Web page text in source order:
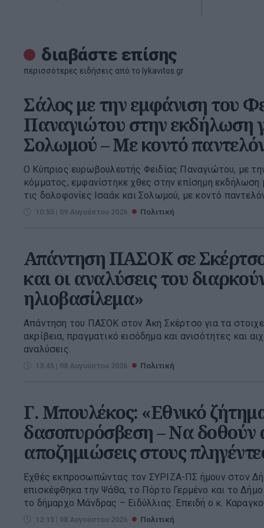
διαβάστε επίσης
περισσότερες ειδήσεις από το lykavitos.gr
Σάλος με την εμφάνιση του
Παναγιώτου στην εκδήλωση
Σολωμού – Με κοντό
Ο Κύπριος ευρωβουλευτής Φειδίας Παναγιώτου, με
κόμματος, εμφανίστηκε χθες στην επίσημη εκδήλωση
τις δολοφονίες Ισαάκ και Σολωμού, με κοντό
10:55 | 09 Αυγούστου 2026 Πολιτική
Απάντηση ΠΑΣΟΚ σε
και οι αναλύσεις του
ηλιοβασίλεμα»
Απάντηση του ΠΑΣΟΚ στον Άκη Σκέρτσο για τα
ακρίβεια, πραγματικό εισόδημα και ανισότητες και
αναλύσεις.
13:45 | 08 Αυγούστου 2026 Πολιτική
Γ. Μπουλέκος: «Εθνικό
δασοπυρόσβεση – Να δοθούν
αποζημιώσεις στους
Εχθές εκπροσωπώντας τον ΣΥΡΙΖΑ-ΠΣ ήμουν στον
επισκέφθηκα την Ψάθα, το Πόρτο Γερμένο και το
το δήμαρχο Μάνδρας – Ειδύλλιας. Επειδή ο κ.
12:15 | 08 Αυγούστου 2026 Πολιτική